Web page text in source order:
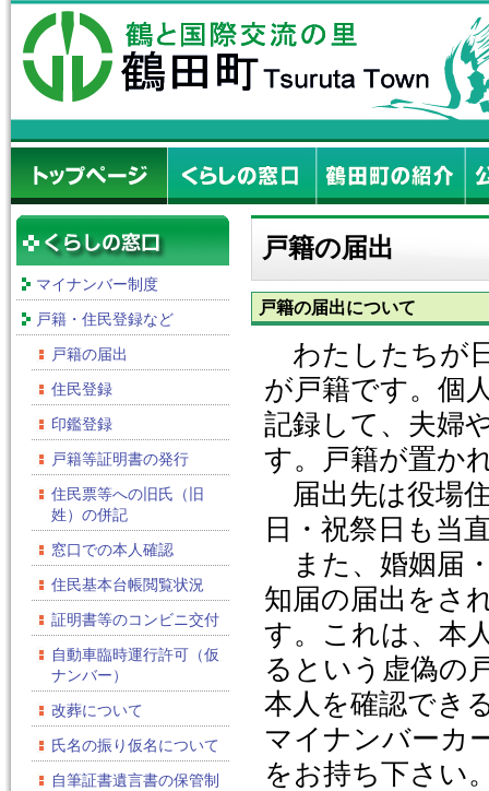
マイナンバー制度
戸籍・住民登録など
戸籍の届出
住民登録
印鑑登録
戸籍等証明書の発行
住民票等への旧氏（旧
姓）の併記
窓口での本人確認
住民基本台帳閲覧状況
証明書等のコンビニ交付
自動車臨時運行許可（仮
ナンバー）
改葬について
氏名の振り仮名について
自筆証書遺言書の保管制
戸籍の届出
戸籍の届出について
わたしたちが
が戸籍です。個
記録して、夫婦
す。戸籍が置か
届出先は役場
日・祝祭日も当
また、婚姻届
知届の届出をさ
す。これは、本
るという虚偽の
本人を確認でき
マイナンバーカ
をお持ち下さい